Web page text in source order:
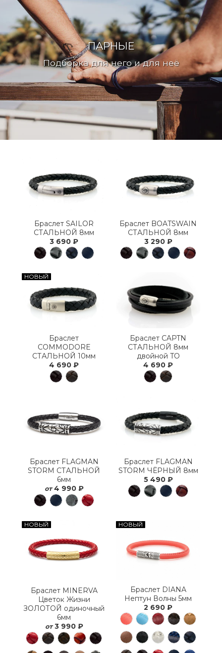
ПАРНЫЕ
Подборка для него и для неё
Браслет SAILOR
СТАЛЬНОЙ 8мм
3 690 ₽
Браслет BOATSWAIN
СТАЛЬНОЙ 8мм
3 290 ₽
НОВЫЙ
Браслет
COMMODORE
СТАЛЬНОЙ 10мм
4 690 ₽
Браслет CAPTN
СТАЛЬНОЙ 8мм
двойной TO
4 690 ₽
Браслет FLAGMAN
STORM СТАЛЬНОЙ
6мм
от 4 990 ₽
Браслет FLAGMAN
STORM ЧЁРНЫЙ 8мм
5 490 ₽
НОВЫЙ
Браслет MINERVA
Цветок Жизни
ЗОЛОТОЙ одиночный
6мм
от 3 990 ₽
НОВЫЙ
Браслет DIANA
Нептун Волны 5мм
2 690 ₽